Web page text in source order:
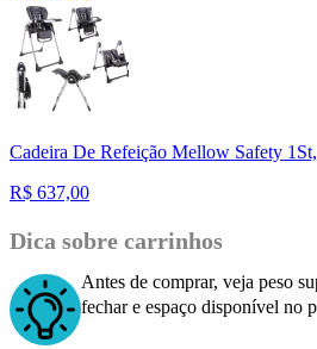
Cadeira De Refeição Mellow Safety
R$ 637,00
Dica sobre carrinhos
Antes de comprar, veja peso
fechar e espaço disponível no